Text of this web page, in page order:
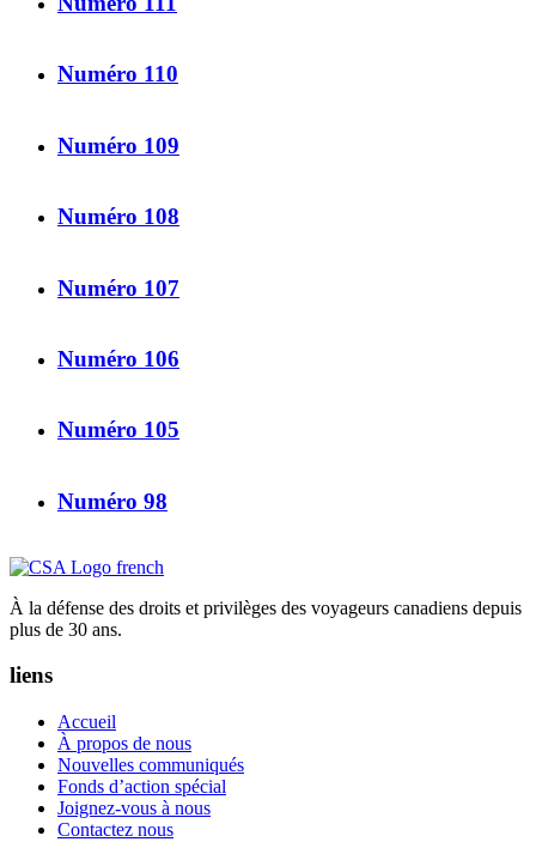
Numéro 110
Numéro 109
Numéro 108
Numéro 107
Numéro 106
Numéro 105
Numéro 98
À la défense des droits et privilèges des voyageurs canadiens depuis
plus de 30 ans.
liens
Accueil
À propos de nous
Nouvelles communiqués
Fonds d’action spécial
Joignez-vous à nous
Contactez nous